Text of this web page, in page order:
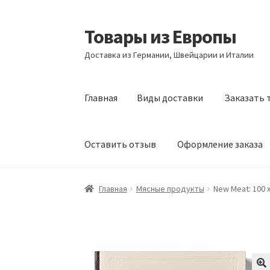
Перейти
к
навигации
Перейти
к
содержимому
Товары из Европы
Доставка из Германии, Швейцарии и Италии
Главная Виды доставки Заказать
Оставить отзыв Оформление заказа
Главная Виды доставки Заказать товары
Главная Мясные продукты New Meat: